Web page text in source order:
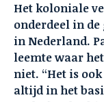
Het koloniale
onderdeel in de
in Nederland.
leemte waar
niet. “Het is
altijd in het